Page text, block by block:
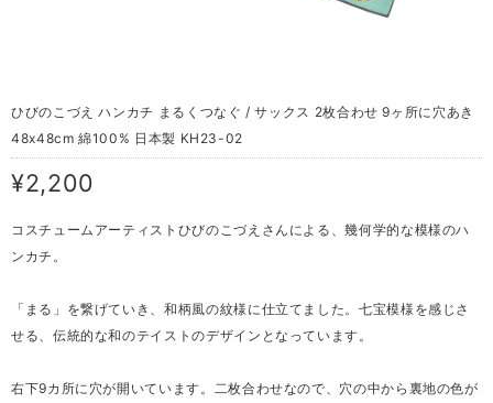
ひびのこづえ ハンカチ まるくつなぐ / サックス 2枚合わせ 9ヶ所に穴あき
48x48cm 綿100% 日本製 KH23-02
¥2,200
コスチュームアーティストひびのこづえさんによる、幾何学的な模様のハ
ンカチ。
「まる」を繋げていき、和柄風の紋様に仕立てました。七宝模様を感じさ
せる、伝統的な和のテイストのデザインとなっています。
右下9カ所に穴が開いています。二枚合わせなので、穴の中から裏地の色が